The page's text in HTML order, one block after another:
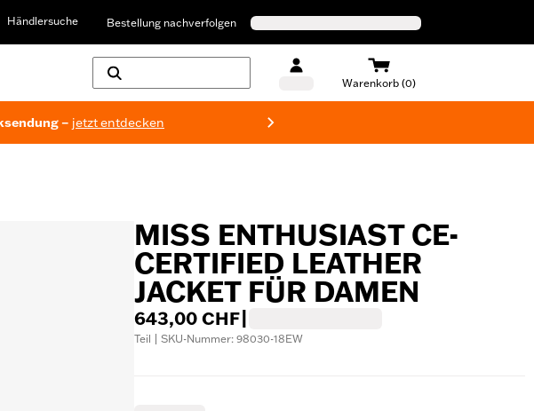
Händlersuche Bestellung nachverfolgen
Warenkorb (0)
– jetzt entdecken
MISS ENTHUSIAST CE-
CERTIFIED LEATHER
JACKET FÜR DAMEN
643,00 CHF
Teil | SKU-Nummer: 98030-18EW